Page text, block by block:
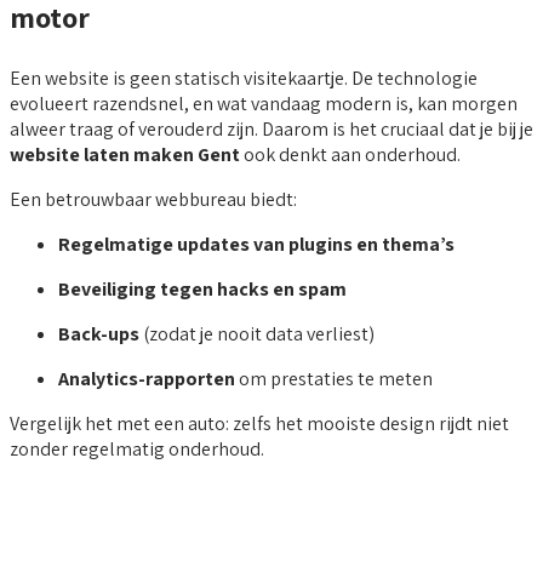
motor
Een website is geen statisch visitekaartje. De technologie
evolueert razendsnel, en wat vandaag modern is, kan morgen
alweer traag of verouderd zijn. Daarom is het cruciaal dat je bij je
website laten maken Gentook denkt aan onderhoud.
Een betrouwbaar webbureau biedt:
Regelmatige updates van plugins en thema’s
Beveiliging tegen hacks en spam
Back-ups(zodat je nooit data verliest)
Analytics-rapportenom prestaties te meten
Vergelijk het met een auto: zelfs het mooiste design rijdt niet
zonder regelmatig onderhoud.